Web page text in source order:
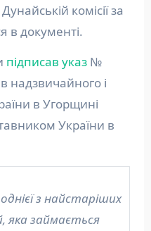
комісії за
в документі.
підписав указ№
надзвичайного і
в Угорщині
України в
з найстаріших
яка займається